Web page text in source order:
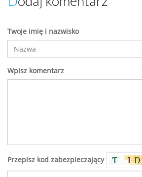
Twoje imię i nazwisko
Wpisz komentarz
Przepisz kod zabezpieczający